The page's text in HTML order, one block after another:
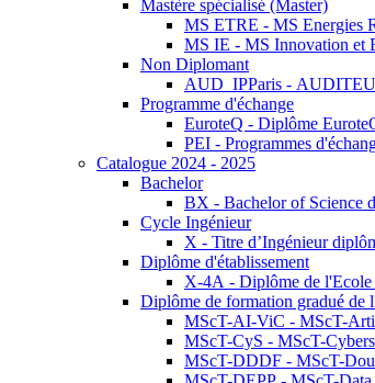
Mastère spécialisé (Master)
MS ETRE - MS Energies
MS IE - MS Innovation et
Non Diplomant
AUD_IPParis -
Programme d'échange
EuroteQ - Diplôme
PEI - Programmes
Catalogue 2024 - 2025
Bachelor
BX - Bachelor of Science
Cycle Ingénieur
X - Titre d’Ingénieur
Diplôme d'établissement
X-4A - Diplôme de l'Ecole
Diplôme de formation gradué
MScT-AI-ViC - MScT-
MScT-CyS - MScT-
MScT-DDDF - MScT-